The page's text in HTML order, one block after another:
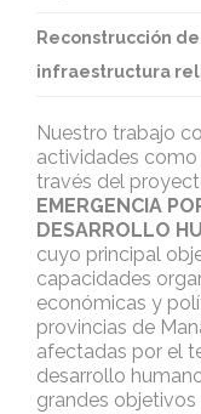
Reconstrucción de
infraestructura
Nuestro trabajo
actividades como
través del
EMERGENCIA
DESARROLLO
cuyo principal
capacidades
económicas y
provincias de
afectadas por el
desarrollo
grandes objetivos